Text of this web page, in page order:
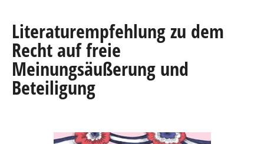
Literaturempfehlung zu dem
Recht auf freie
Meinungsäußerung und
Beteiligung